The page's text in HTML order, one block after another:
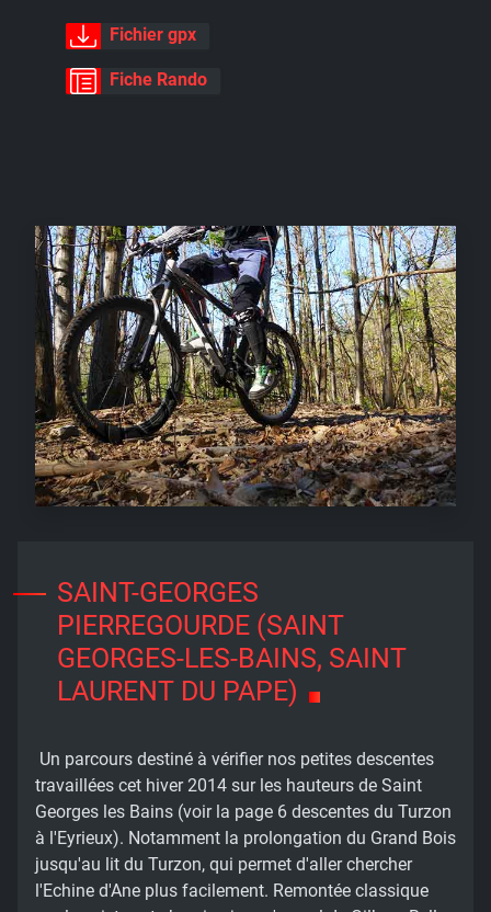
Fichier gpx
Fiche Rando
SAINT-GEORGES
PIERREGOURDE (SAINT
GEORGES-LES-BAINS, SAINT
LAURENT DU PAPE)
Un parcours destiné à vérifier nos petites descentes
travaillées cet hiver 2014 sur les hauteurs de Saint
Georges les Bains (voir la page 6 descentes du Turzon
à l'Eyrieux). Notamment la prolongation du Grand Bois
jusqu'au lit du Turzon, qui permet d'aller chercher
l'Echine d'Ane plus facilement. Remontée classique